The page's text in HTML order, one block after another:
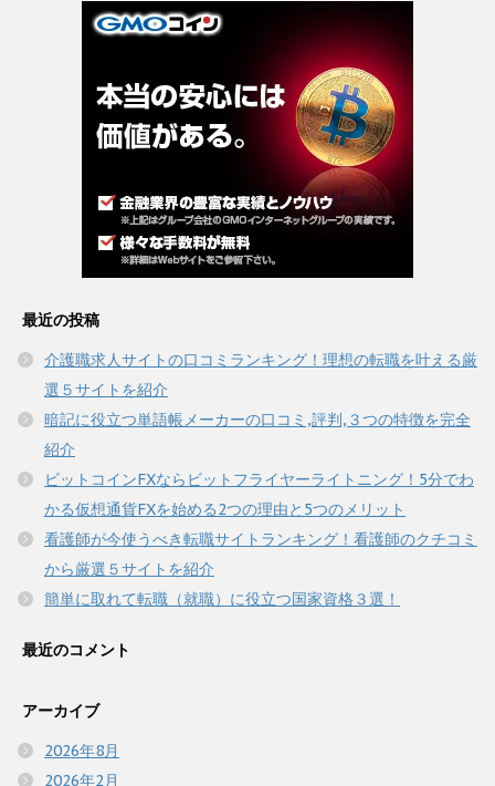
最近の投稿
介護職求人サイトの口コミランキング！理想の転職を叶える厳
選５サイトを紹介
暗記に役立つ単語帳メーカーの口コミ,評判,３つの特徴を完全
紹介
ビットコインFXならビットフライヤーライトニング！5分でわ
かる仮想通貨FXを始める2つの理由と5つのメリット
看護師が今使うべき転職サイトランキング！看護師のクチコミ
から厳選５サイトを紹介
簡単に取れて転職（就職）に役立つ国家資格３選！
最近のコメント
アーカイブ
2026年8月
2026年2月